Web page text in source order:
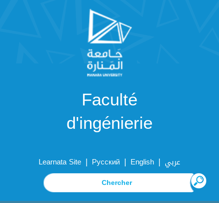
Faculté
d'ingénierie
Learnata Site | Русский | English | عربي